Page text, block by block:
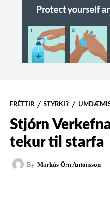
FRÉTTIR STYRKIR
Stjórn
tekur til starfa
By Markús Örn Antonsson